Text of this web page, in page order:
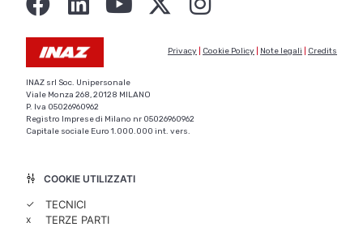
Privacy Cookie Policy Note legali Credits
INAZ srl Soc. Unipersonale
Viale Monza 268, 20128 MILANO
P. Iva 05026960962
Registro Imprese di Milano nr 05026960962
Capitale sociale Euro 1.000.000 int. vers.
COOKIE UTILIZZATI
✓ TECNICI
x TERZE PARTI